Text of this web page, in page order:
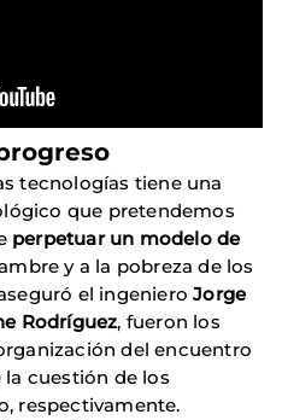
tecnologías tiene una
que pretendemos
perpetuar un modelo de
y a la pobreza de los
el ingenieroJorge
Rodríguez, fueron los
del encuentro
cuestión de los
respectivamente.